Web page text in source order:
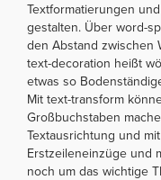
Textformatierungen
gestalten. Über word-
den Abstand zwischen
text-decoration heißt
etwas so
Mit text-transform
Großbuchstaben
Textausrichtung und
Erstzeileneinzüge und
noch um das wichtige